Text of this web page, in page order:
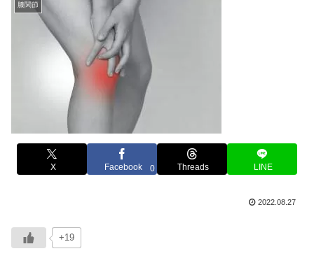
膝関節
X Facebook 0 Threads LINE
2022.08.27
+19